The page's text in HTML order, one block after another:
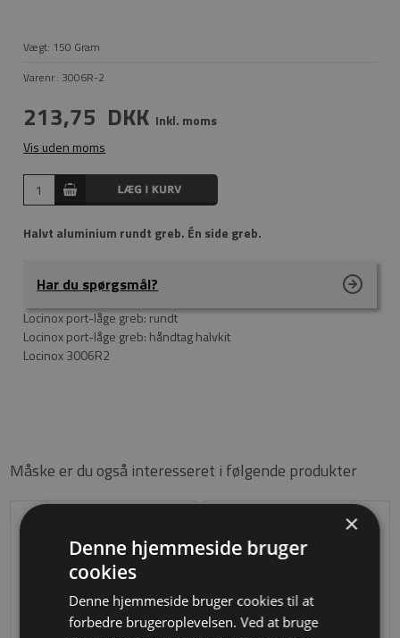
Vægt: 150 Gram
Varenr.: 3006R-2
213,75 DKK Inkl. moms
Vis uden moms
Halvt aluminium rundt greb. Én side greb.
Har du spørgsmål?
Locinox port-låge greb: rundt
Locinox port-låge greb: håndtag halvkit
Locinox 3006R2
Måske er du også interesseret i følgende produkter
×
Denne hjemmeside bruger
cookies
Denne hjemmeside bruger cookies til at
forbedre brugeroplevelsen. Ved at bruge